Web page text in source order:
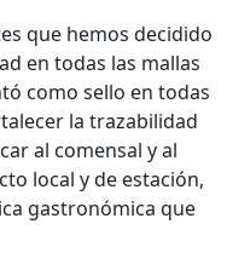
que hemos decidido
en todas las mallas
como sello en todas
la trazabilidad
al comensal y al
local y de estación,
gastronómica que